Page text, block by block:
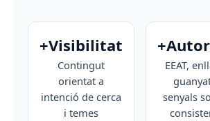
+Visibilitat
Contingut
orientat a
intenció de cerca
i temes
EEAT,
senyals